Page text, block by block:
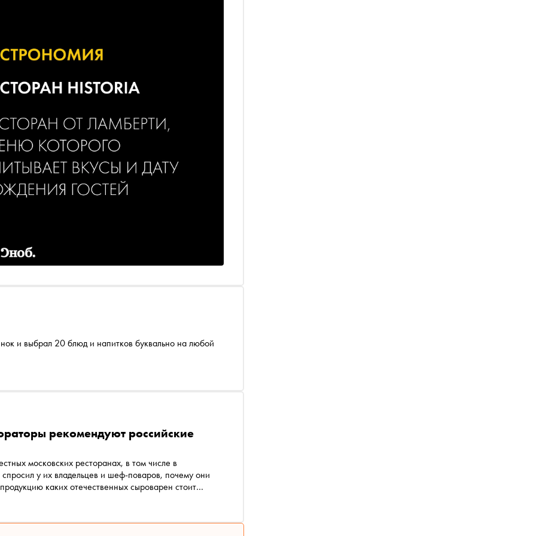
и выбрал 20 блюд и напитков буквально на любой
рекомендуют российские
московских ресторанах, в том числе в
у их владельцев и шеф-поваров, почему они
каких отечественных сыроварен стоит